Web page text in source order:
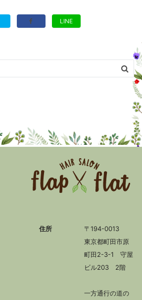
LINE
住所
〒194-0013
東京都町田市原
町田2-3-1 守屋
ビル203 2階
一方通行の道の